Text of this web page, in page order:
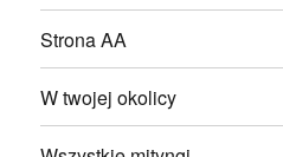
Strona AA
W twojej okolicy